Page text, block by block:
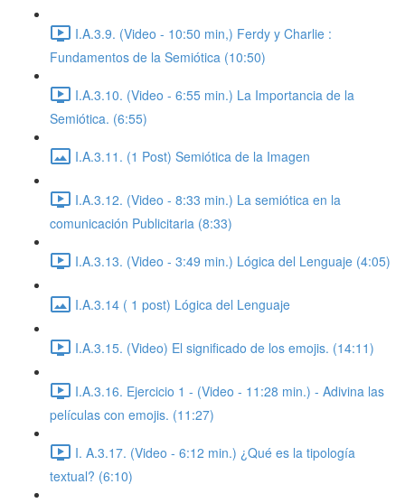
I.A.3.9. (Video - 10:50 min,) Ferdy y Charlie :
Fundamentos de la Semiótica (10:50)
I.A.3.10. (Video - 6:55 min.) La Importancia de la
Semiótica. (6:55)
I.A.3.11. (1 Post) Semiótica de la Imagen
I.A.3.12. (Video - 8:33 min.) La semiótica en la
comunicación Publicitaria (8:33)
I.A.3.13. (Video - 3:49 min.) Lógica del Lenguaje (4:05)
I.A.3.14 ( 1 post) Lógica del Lenguaje
I.A.3.15. (Video) El significado de los emojis. (14:11)
I.A.3.16. Ejercicio 1 - (Video - 11:28 min.) - Adivina las
películas con emojis. (11:27)
I. A.3.17. (Video - 6:12 min.) ¿Qué es la tipología
textual? (6:10)